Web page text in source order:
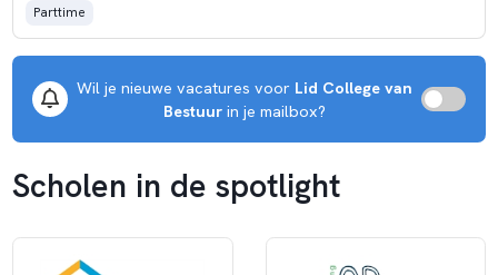
Parttime
Wil je nieuwe vacatures voor Lid College van
Bestuur in je mailbox?
Scholen in de spotlight